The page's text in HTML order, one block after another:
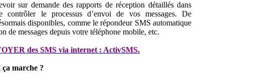
sur demande des rapports de réception détaillés dans
le processus d’envoi de vos messages. De
disponibles, comme le répondeur SMS automatique
de messages depuis votre téléphone mobile, etc.
des SMS via internet : ActivSMS.
ça marche ?